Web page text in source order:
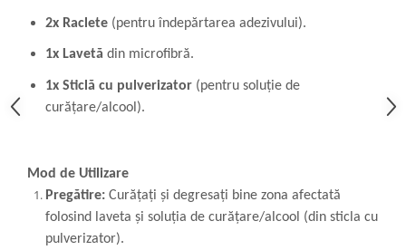
2x Raclete (pentru îndepărtarea adezivului).
1x Lavetă din microfibră.
1x Sticlă cu pulverizator (pentru soluție de
curățare/alcool).
Mod de Utilizare
Pregătire: Curățați și degresați bine zona afectată
folosind laveta și soluția de curățare/alcool (din sticla cu
pulverizator).